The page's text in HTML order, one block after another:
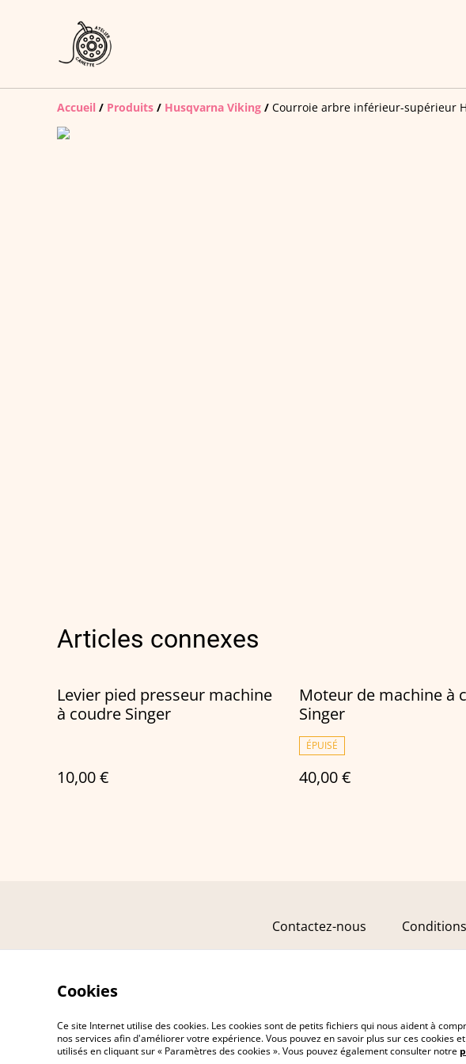
Accueil / Produits / Husqvarna Viking / Courroie arbre inférieur-supérieur
Articles connexes
Levier pied presseur machine
à coudre Singer
10,00 €
Moteur de machine à
Singer
ÉPUISÉ
40,00 €
Contactez-nous Conditions
©2026 Atelier Canette
Cookies
Ce site Internet utilise des cookies. Les cookies sont de petits fichiers qui nous aident à
nos services afin d'améliorer votre expérience. Vous pouvez en savoir plus sur ces cookies
utilisés en cliquant sur « Paramètres des cookies ». Vous pouvez également consulter notre